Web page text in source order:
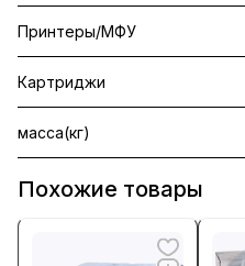
Принтеры/МФУ
Картриджи
масса(кг)
Похожие товары